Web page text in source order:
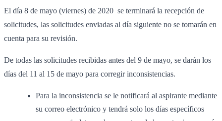
El día 8 de mayo (viernes) de 2020 se terminará la recepción de
solicitudes, las solicitudes enviadas al día siguiente no se tomarán en
cuenta para su revisión.
De todas las solicitudes recibidas antes del 9 de mayo, se darán los
días del 11 al 15 de mayo para corregir inconsistencias.
Para la inconsistencia se le notificará al aspirante mediante
su correo electrónico y tendrá solo los días específicos